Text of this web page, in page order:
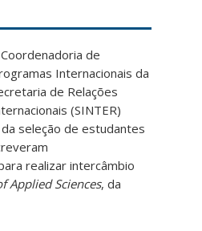
de
Internacionais da
de Relações
(SINTER)
seleção de estudantes
realizar intercâmbio
Applied Sciences, da